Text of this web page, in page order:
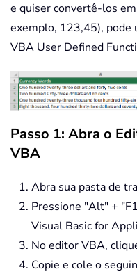
e quiser convertê-los
exemplo, 123,45), pode
VBA User Defined
Passo 1: Abra o
VBA
Abra sua pasta de
Pressione "Alt" +
Visual Basic for
No editor VBA,
Copie e cole o